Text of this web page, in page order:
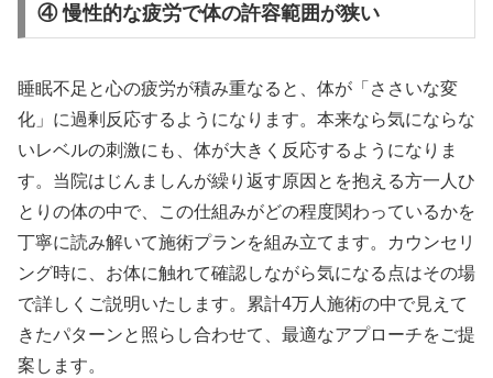
④ 慢性的な疲労で体の許容範囲が狭い
睡眠不足と心の疲労が積み重なると、体が「ささいな変
化」に過剰反応するようになります。本来なら気にならな
いレベルの刺激にも、体が大きく反応するようになりま
す。当院はじんましんが繰り返す原因とを抱える方一人ひ
とりの体の中で、この仕組みがどの程度関わっているかを
丁寧に読み解いて施術プランを組み立てます。カウンセリ
ング時に、お体に触れて確認しながら気になる点はその場
で詳しくご説明いたします。累計4万人施術の中で見えて
きたパターンと照らし合わせて、最適なアプローチをご提
案します。